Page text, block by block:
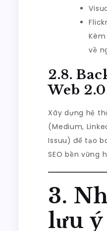
Flickr
về
2.8.
Web 2.0
Xây dựng hệ
(Medium,
Issuu) để tạo
SEO bền vững
3.
lưu